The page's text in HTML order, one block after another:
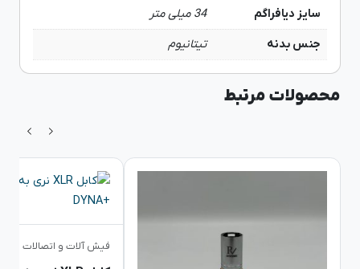
سایز دیافراگم
34 میلی متر
جنس بدنه
تیتانیوم
محصولات مرتبط
فیش آلات و اتصالات